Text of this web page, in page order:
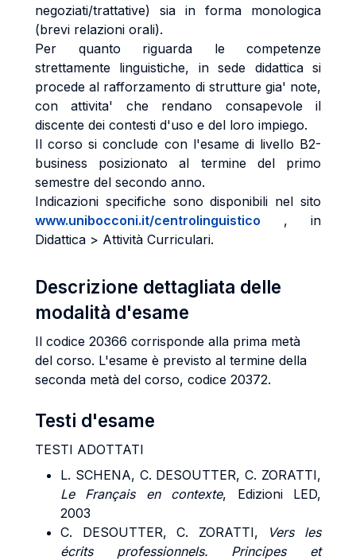
negoziati/trattative) sia in forma monologica
(brevi relazioni orali).
Per quanto riguarda le competenze
strettamente linguistiche, in sede didattica si
procede al rafforzamento di strutture gia' note,
con attivita' che rendano consapevole il
discente dei contesti d'uso e del loro impiego.
Il corso si conclude con l'esame di livello B2-
business posizionato al termine del primo
semestre del secondo anno.
Indicazioni specifiche sono disponibili nel sito
www.unibocconi.it/centrolinguistico , in
Didattica > Attività Curriculari.
Descrizione dettagliata delle
modalità d'esame
Il codice 20366 corrisponde alla prima metà
del corso. L'esame è previsto al termine della
seconda metà del corso, codice 20372.
Testi d'esame
TESTI ADOTTATI
L. SCHENA, C. DESOUTTER, C. ZORATTI,
Le Français en contexte, Edizioni LED,
2003
C. DESOUTTER, C. ZORATTI,
Vers les
écrits professionnels. Principes et